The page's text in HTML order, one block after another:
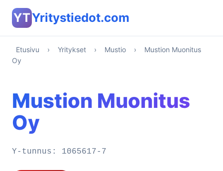
YTYritystiedot.com
Etusivu › Yritykset › Mustio ›
Mustion Muonitus
Oy
Mustion Muonitus
Oy
Y-tunnus: 1065617-7